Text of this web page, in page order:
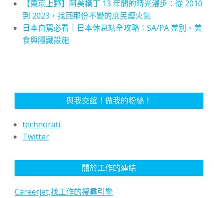
【東京上野】阿美橫丁 13 年間的時光漫步：從 2010
到 2023，找回那份不變的庶民煙火氣
日本自駕必看｜日本休息站全攻略：SA/PA 差別、美
食與隱藏設施
與我交誼！做我的粉絲！
technorati
Twitter
關於工作的連結
Careerjet,找工作的搜尋引擎